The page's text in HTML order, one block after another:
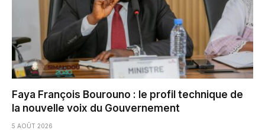
Faya François Bourouno : le profil technique de
la nouvelle voix du Gouvernement
5 AOÛT 2026